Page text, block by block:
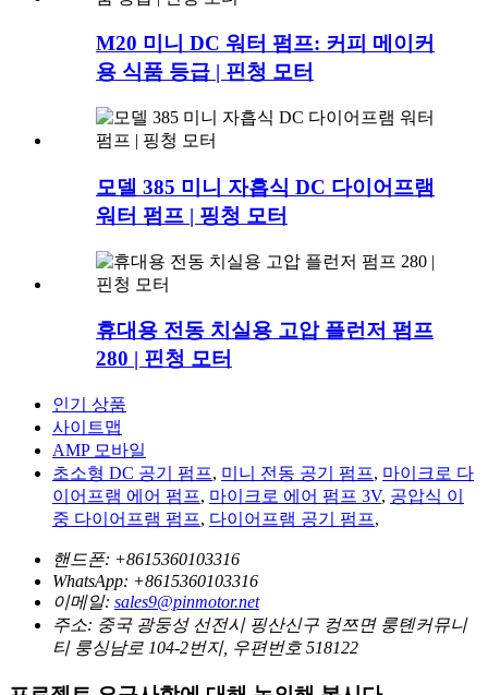
M20 미니 DC 워터 펌프: 커피 메이커
용 식품 등급 | 핀청 모터
모델 385 미니 자흡식 DC 다이어프램
워터 펌프 | 핑청 모터
휴대용 전동 치실용 고압 플런저 펌프
280 | 핀청 모터
인기 상품
사이트맵
AMP 모바일
초소형 DC 공기 펌프, 미니 전동 공기 펌프, 마이크로 다
이어프램 에어 펌프, 마이크로 에어 펌프 3V, 공압식 이
중 다이어프램 펌프, 다이어프램 공기 펌프,
핸드폰: +8615360103316
WhatsApp: +8615360103316
이메일: sales9@pinmotor.net
주소: 중국 광둥성 선전시 핑산신구 컹쯔면 룽톈커뮤니
티 룽싱남로 104-2번지, 우편번호 518122